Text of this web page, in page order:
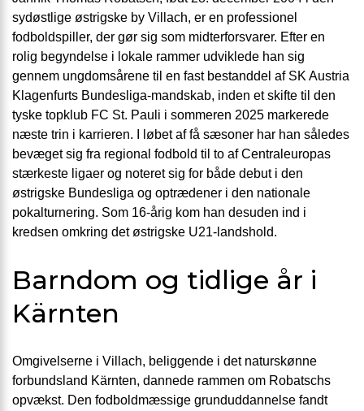
sydøstlige østrigske by Villach, er en professionel
fodboldspiller, der gør sig som midterforsvarer. Efter en
rolig begyndelse i lokale rammer udviklede han sig
gennem ungdomsårene til en fast bestanddel af SK Austria
Klagenfurts Bundesliga-mandskab, inden et skifte til den
tyske topklub FC St. Pauli i sommeren 2025 markerede
næste trin i karrieren. I løbet af få sæsoner har han således
bevæget sig fra regional fodbold til to af Centraleuropas
stærkeste ligaer og noteret sig for både debut i den
østrigske Bundesliga og optrædener i den nationale
pokalturnering. Som 16-årig kom han desuden ind i
kredsen omkring det østrigske U21-landshold.
Barndom og tidlige år i
Kärnten
Omgivelserne i Villach, beliggende i det naturskønne
forbundsland Kärnten, dannede rammen om Robatschs
opvækst. Den fodboldmæssige grunduddannelse fandt